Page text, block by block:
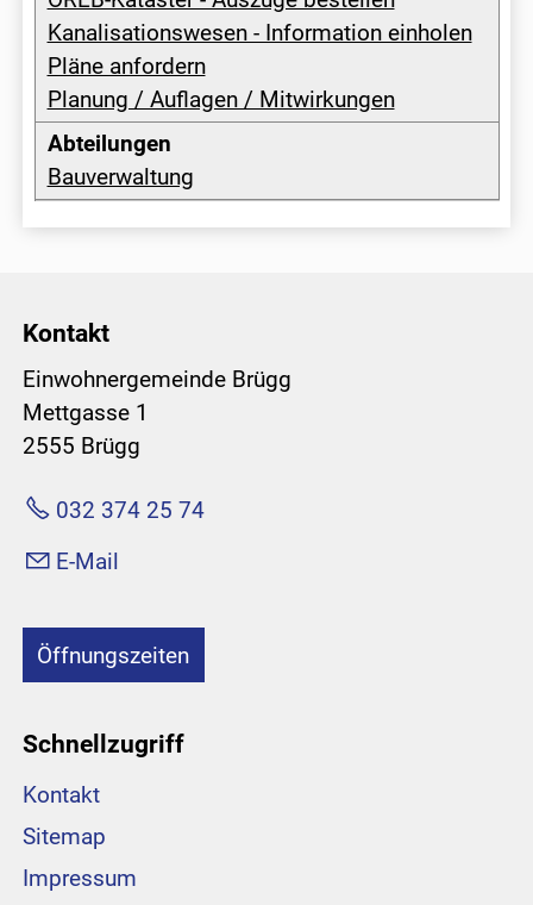
Kanalisationswesen - Information einholen
Pläne anfordern
Planung / Auflagen / Mitwirkungen
Bauverwaltung
Kontakt
Einwohnergemeinde Brügg
Mettgasse 1
2555 Brügg
032 374 25 74
E-Mail
Öffnungszeiten
Schnellzugriff
Kontakt
Sitemap
Impressum